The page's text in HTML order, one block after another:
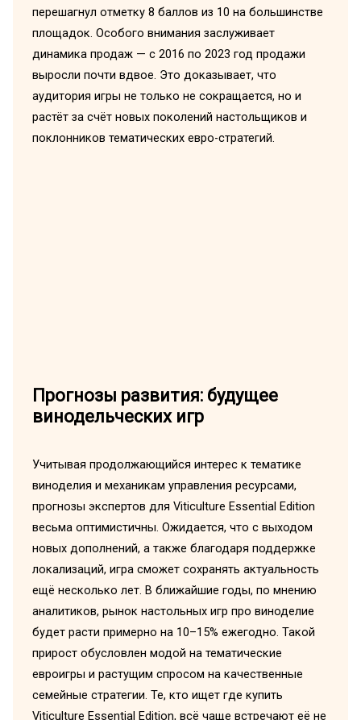
перешагнул отметку 8 баллов из 10 на большинстве
площадок. Особого внимания заслуживает
динамика продаж — с 2016 по 2023 год продажи
выросли почти вдвое. Это доказывает, что
аудитория игры не только не сокращается, но и
растёт за счёт новых поколений настольщиков и
поклонников тематических евро-стратегий.
Прогнозы развития: будущее
винодельческих игр
Учитывая продолжающийся интерес к тематике
виноделия и механикам управления ресурсами,
прогнозы экспертов для Viticulture Essential Edition
весьма оптимистичны. Ожидается, что с выходом
новых дополнений, а также благодаря поддержке
локализаций, игра сможет сохранять актуальность
ещё несколько лет. В ближайшие годы, по мнению
аналитиков, рынок настольных игр про виноделие
будет расти примерно на 10–15% ежегодно. Такой
прирост обусловлен модой на тематические
евроигры и растущим спросом на качественные
семейные стратегии. Те, кто ищет где купить
Viticulture Essential Edition, всё чаще встречают её не